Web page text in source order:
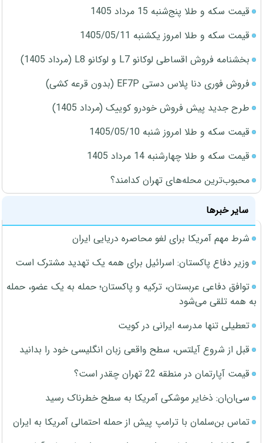
قیمت سکه و طلا پنج‌شنبه 15 مرداد 1405
قیمت سکه و طلا امروز یکشنبه 1405/05/11
بخشنامه فروش اقساطی لوکانو L7 و لوکانو L8 (مرداد 1405)
فروش فوری دنا پلاس دستی EF7P (بدون قرعه کشی)
طرح جدید پیش فروش خودرو کوییک (مرداد 1405)
قیمت سکه و طلا امروز شنبه 1405/05/10
قیمت سکه و طلا چهارشنبه 14 مرداد 1405
محبوب‌ترین محله‌های تهران کدامند؟
سایر خبرها
شرط مهم آمریکا برای لغو محاصره دریایی ایران
وزیر دفاع پاکستان: اسرائیل برای همه یک تهدید مشترک است
توافق دفاعی عربستان، ترکیه و پاکستان؛ حمله به یک عضو، حمله
به همه تلقی می‌شود
تعطیلی تنها مدرسه ایرانی در کویت
قبل از شروع آیلتس، سطح واقعی زبان انگلیسی خود را بدانید
قیمت آپارتمان در منطقه 22 تهران چقدر است؟
سی‌ان‌ان: ذخایر موشکی آمریکا به سطح خطرناک رسید
تماس بن‌سلمان با ترامپ پیش از حمله احتمالی آمریکا به ایران